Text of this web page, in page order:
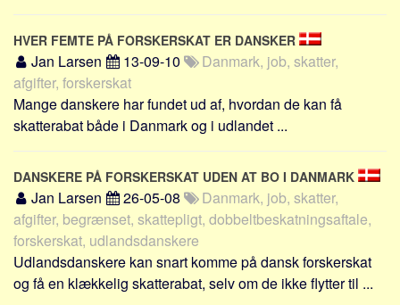
USA
Alle
Nøgleord
Bolig
Job
Virksomhed
Investering
Pension og opsparing
Forbrug
Social sikring og sundhed
Transport
HVER FEMTE PÅ FORSKERSKAT ER DANSKER
Jan Larsen 13-09-10
Danmark, job, skatter,
afgifter, forskerskat
Mange danskere har fundet ud af, hvordan de kan få
skatterabat både i Danmark og i udlandet ...
DANSKERE PÅ FORSKERSKAT UDEN AT BO I DANMARK
Jan Larsen 26-05-08
Danmark, job, skatter,
afgifter, begrænset, skattepligt, dobbeltbeskatningsaftale,
forskerskat, udlandsdanskere
Udlandsdanskere kan snart komme på dansk forskerskat
og få en klækkelig skatterabat, selv om de ikke flytter til ...